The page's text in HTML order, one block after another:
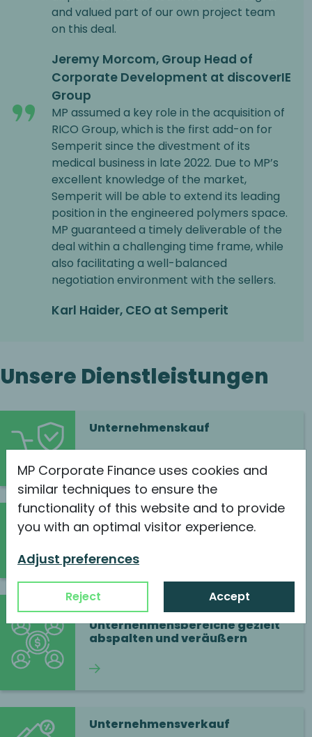
MP Corporate Finance uses cookies and
similar techniques to ensure the
functionality of this website and to provide
you with an optimal visitor experience.
Adjust preferences
Reject Accept
and valued part of our own project team
on this deal.
Jeremy Morcom, Group Head of
Corporate Development at discoverIE
Group
MP assumed a key role in the acquisition of
RICO Group, which is the first add-on for
Semperit since the divestment of its
medical business in late 2022. Due to MP’s
excellent knowledge of the market,
Semperit will be able to extend its leading
position in the engineered polymers space.
MP guaranteed a timely deliverable of the
deal within a challenging time frame, while
also facilitating a well-balanced
negotiation environment with the sellers.
Karl Haider, CEO at Semperit
Unsere Dienstleistungen
Unternehmenskauf
Weiterlesen
Kapitalerhöhung
Weiterlesen
Carve-Outs –
Unternehmensbereiche gezielt
abspalten und veräußern
Unternehmensverkauf